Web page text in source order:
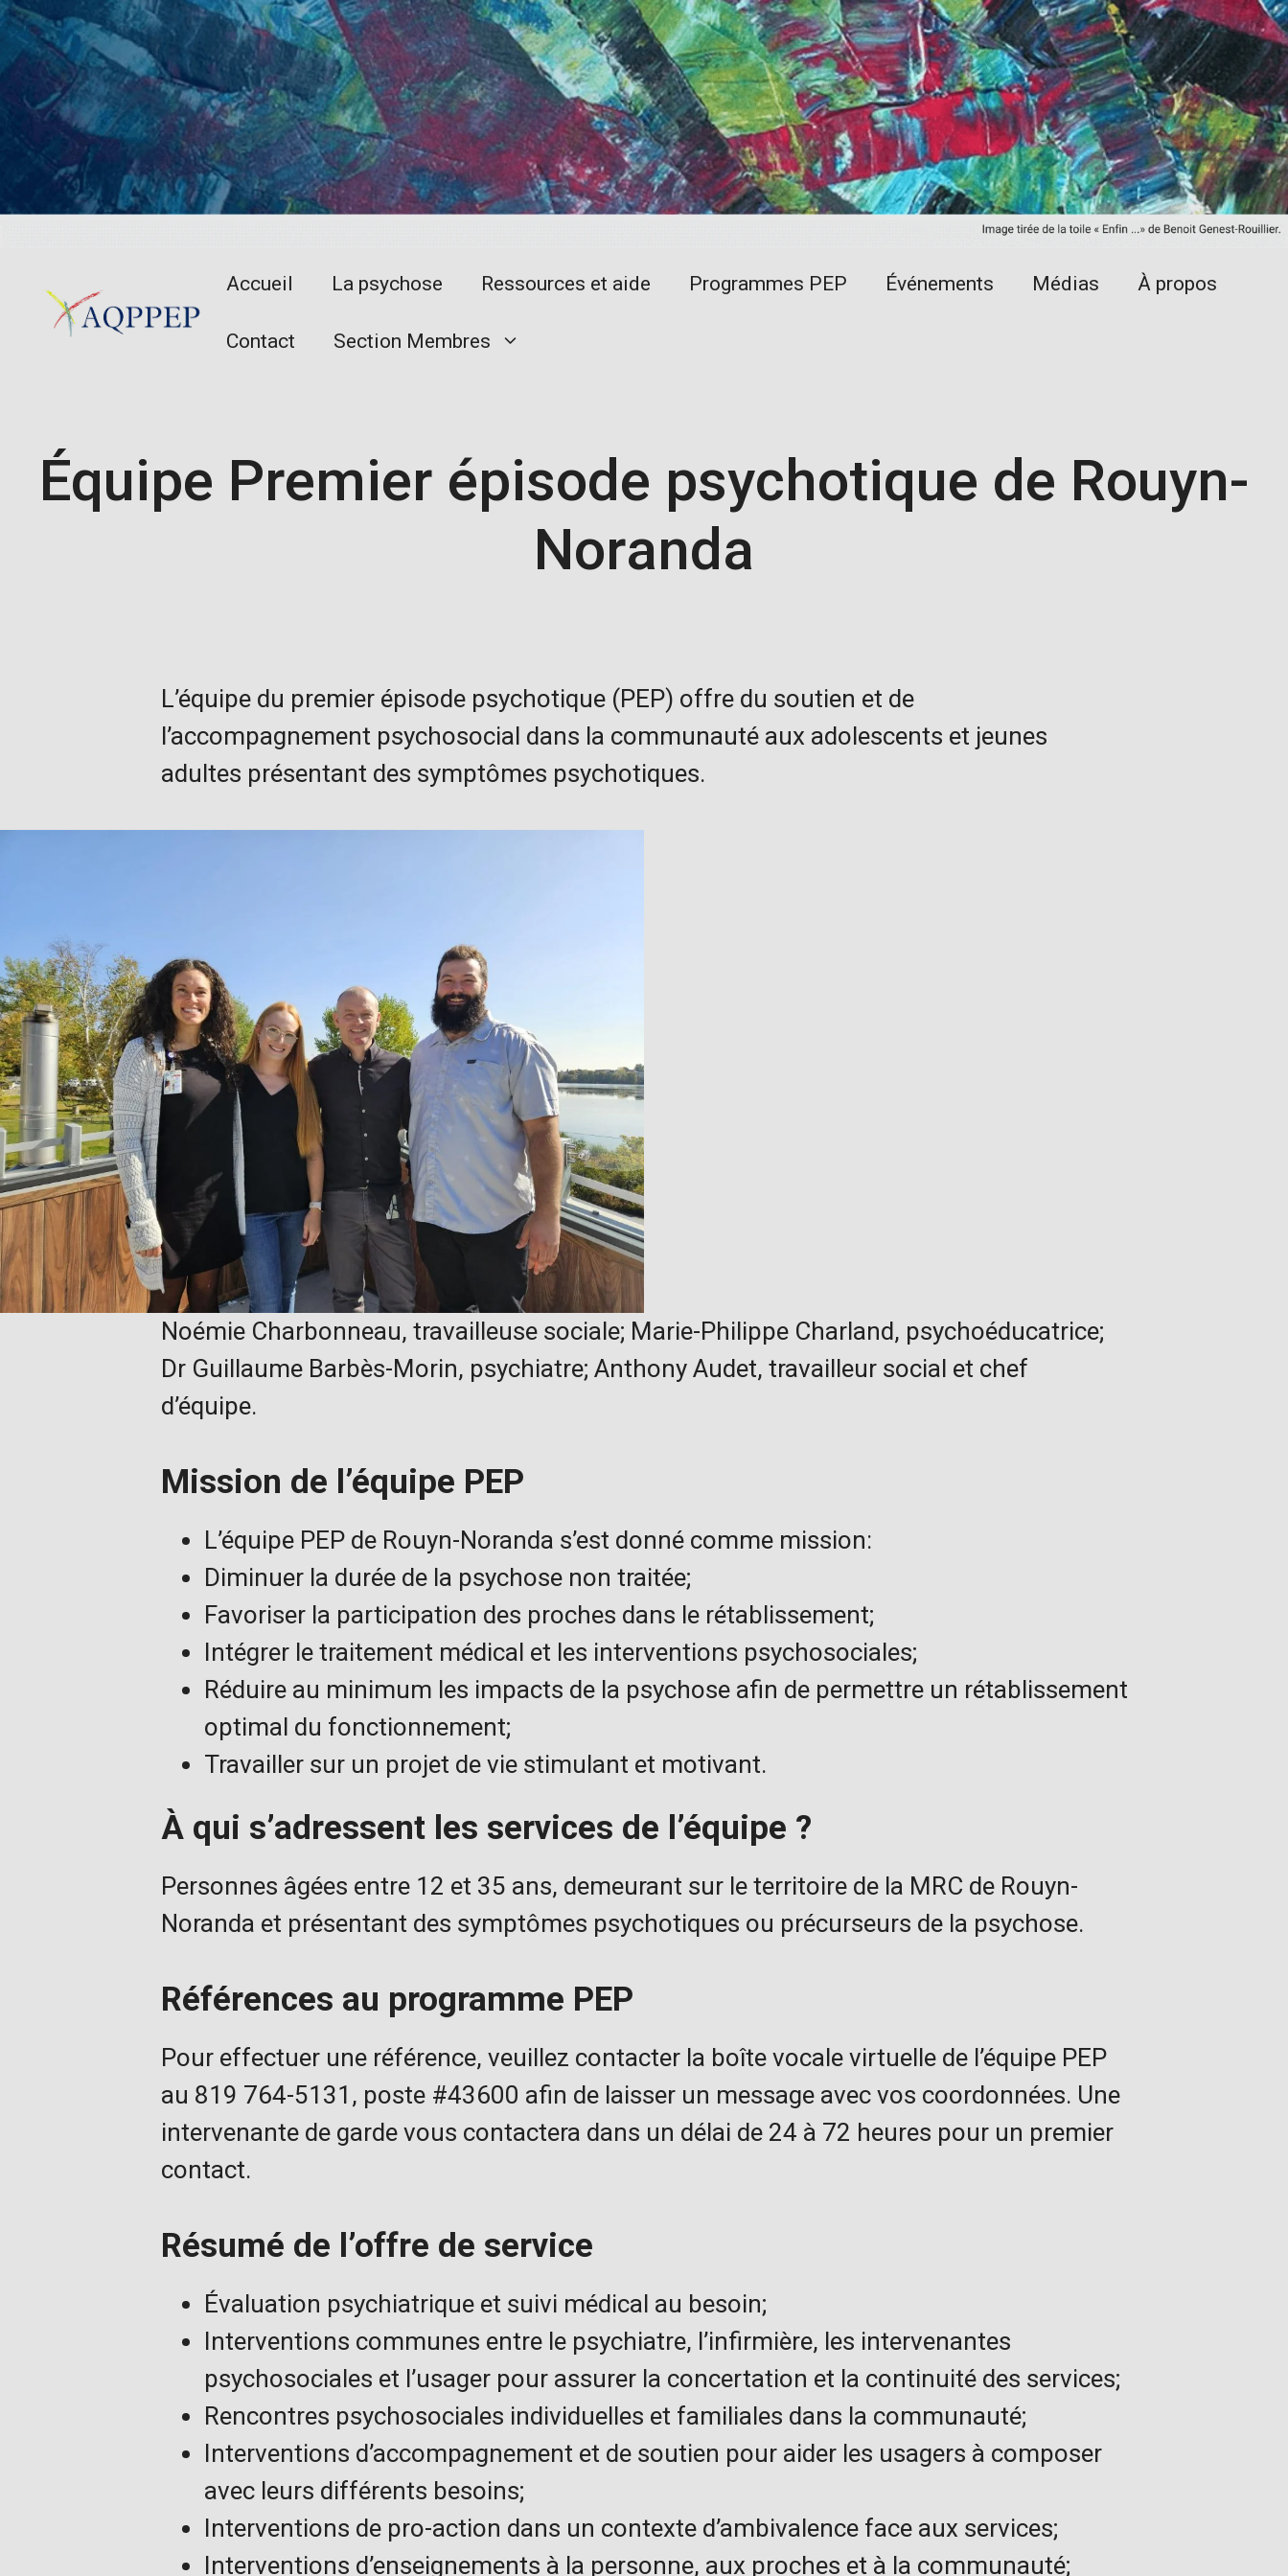
Accueil La psychose Ressources et aide Programmes PEP Événements Médias À propos
Contact Section Membres
Équipe Premier épisode psychotique de Rouyn-
Noranda
L’équipe du premier épisode psychotique (PEP) offre du soutien et de
l’accompagnement psychosocial dans la communauté aux adolescents et jeunes
adultes présentant des symptômes psychotiques.
Noémie Charbonneau, travailleuse sociale; Marie-Philippe Charland, psychoéducatrice;
Dr Guillaume Barbès-Morin, psychiatre; Anthony Audet, travailleur social et chef
d’équipe.
Mission de l’équipe PEP
L’équipe PEP de Rouyn-Noranda s’est donné comme mission:
Diminuer la durée de la psychose non traitée;
Favoriser la participation des proches dans le rétablissement;
Intégrer le traitement médical et les interventions psychosociales;
Réduire au minimum les impacts de la psychose afin de permettre un rétablissement
optimal du fonctionnement;
Travailler sur un projet de vie stimulant et motivant.
À qui s’adressent les services de l’équipe ?
Personnes âgées entre 12 et 35 ans, demeurant sur le territoire de la MRC de Rouyn-
Noranda et présentant des symptômes psychotiques ou précurseurs de la psychose.
Références au programme PEP
Pour effectuer une référence, veuillez contacter la boîte vocale virtuelle de l’équipe PEP
au 819 764-5131, poste #43600 afin de laisser un message avec vos coordonnées. Une
intervenante de garde vous contactera dans un délai de 24 à 72 heures pour un premier
contact.
Résumé de l’offre de service
Évaluation psychiatrique et suivi médical au besoin;
Interventions communes entre le psychiatre, l’infirmière, les intervenantes
psychosociales et l’usager pour assurer la concertation et la continuité des services;
Rencontres psychosociales individuelles et familiales dans la communauté;
Interventions d’accompagnement et de soutien pour aider les usagers à composer
avec leurs différents besoins;
Interventions de pro-action dans un contexte d’ambivalence face aux services;
Interventions d’enseignements à la personne, aux proches et à la communauté;